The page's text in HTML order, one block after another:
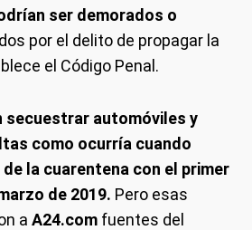
ser demorados o
por el delito de propagar la
el Código Penal.
secuestrar automóviles y
como ocurría cuando
la cuarentena con el primer
de 2019. Pero esas
a A24.com fuentes del